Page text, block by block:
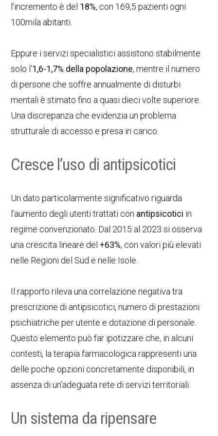
l’incremento è del 18%, con 169,5 pazienti ogni
100mila abitanti.
Eppure i servizi specialistici assistono stabilmente
solo l’1,6-1,7% della popolazione, mentre il numero
di persone che soffre annualmente di disturbi
mentali è stimato fino a quasi dieci volte superiore.
Una discrepanza che evidenzia un problema
strutturale di accesso e presa in carico.
Cresce l’uso di antipsicotici
Un dato particolarmente significativo riguarda
l’aumento degli utenti trattati con antipsicotici in
regime convenzionato. Dal 2015 al 2023 si osserva
una crescita lineare del+63%, con valori più elevati
nelle Regioni del Sud e nelle Isole.
Il rapporto rileva una correlazione negativa tra
prescrizione di antipsicotici, numero di prestazioni
psichiatriche per utente e dotazione di personale.
Questo elemento può far ipotizzare che, in alcuni
contesti, la terapia farmacologica rappresenti una
delle poche opzioni concretamente disponibili, in
assenza di un’adeguata rete di servizi territoriali.
Un sistema da ripensare